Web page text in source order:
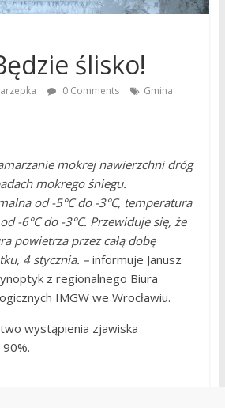
ślisko!
arzepka 0 Comments
Gmina
mokrej nawierzchni dróg
mokrego śniegu.
od -5°C do -3°C, temperatura
-6°C do -3°C. Przewiduje się, że
powietrza przez całą dobę
4 stycznia. – informuje Janusz
z regionalnego Biura
IMGW we Wrocławiu.
wystąpienia zjawiska